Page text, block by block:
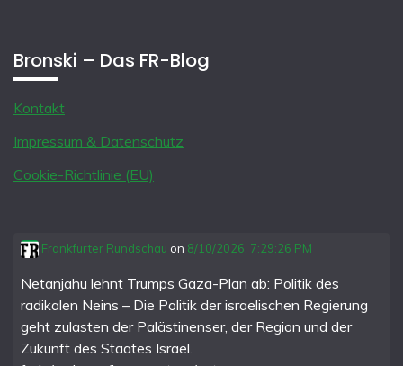
Bronski – Das FR-Blog
Kontakt
Impressum & Datenschutz
Cookie-Richtlinie (EU)
Frankfurter Rundschau on 8/10/2026, 7:29:26 PM
Netanjahu lehnt Trumps Gaza-Plan ab: Politik des
radikalen Neins – Die Politik der israelischen Regierung
geht zulasten der Palästinenser, der Region und der
Zukunft des Staates Israel.